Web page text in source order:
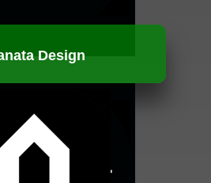
Design
HUBUNGI KAMI